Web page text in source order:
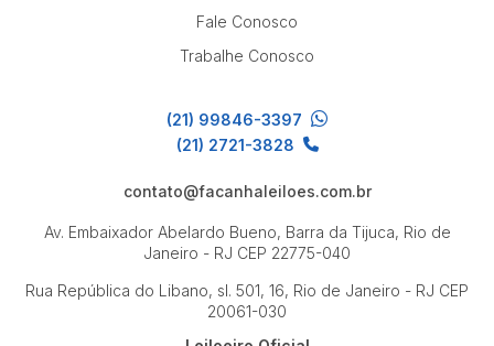
Fale Conosco
Trabalhe Conosco
(21) 99846-3397
(21) 2721-3828
contato@facanhaleiloes.com.br
Av. Embaixador Abelardo Bueno, Barra da Tijuca, Rio de
Janeiro - RJ CEP 22775-040
Rua República do Libano, sl. 501, 16, Rio de Janeiro - RJ CEP
20061-030